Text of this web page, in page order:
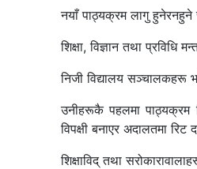
नयाँ पाठ्यक्रम लागु हुनेरनहुने
शिक्षा, विज्ञान तथा
निजी विद्यालय सञ्चालकहरू
उनीहरूकै पहलमा पाठ्यक्रम
विपक्षी बनाएर अदालतमा रिट
शिक्षाविद् तथा